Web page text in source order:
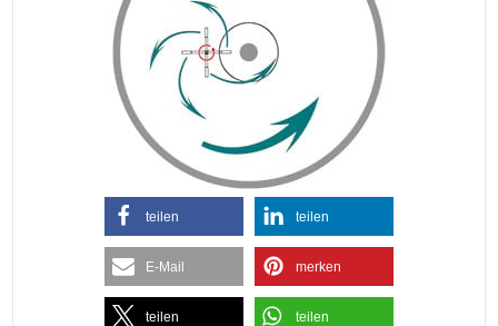
teilen teilen
E-Mail merken
teilen teilen